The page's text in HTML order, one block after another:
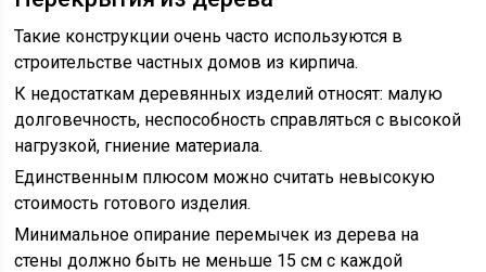
Такие конструкции очень часто используются в
строительстве частных домов из кирпича.
К недостаткам деревянных изделий относят: малую
долговечность, неспособность справляться с высокой
нагрузкой, гниение материала.
Единственным плюсом можно считать невысокую
стоимость готового изделия.
Минимальное опирание перемычек из дерева на
стены должно быть не меньше 15 см с каждой